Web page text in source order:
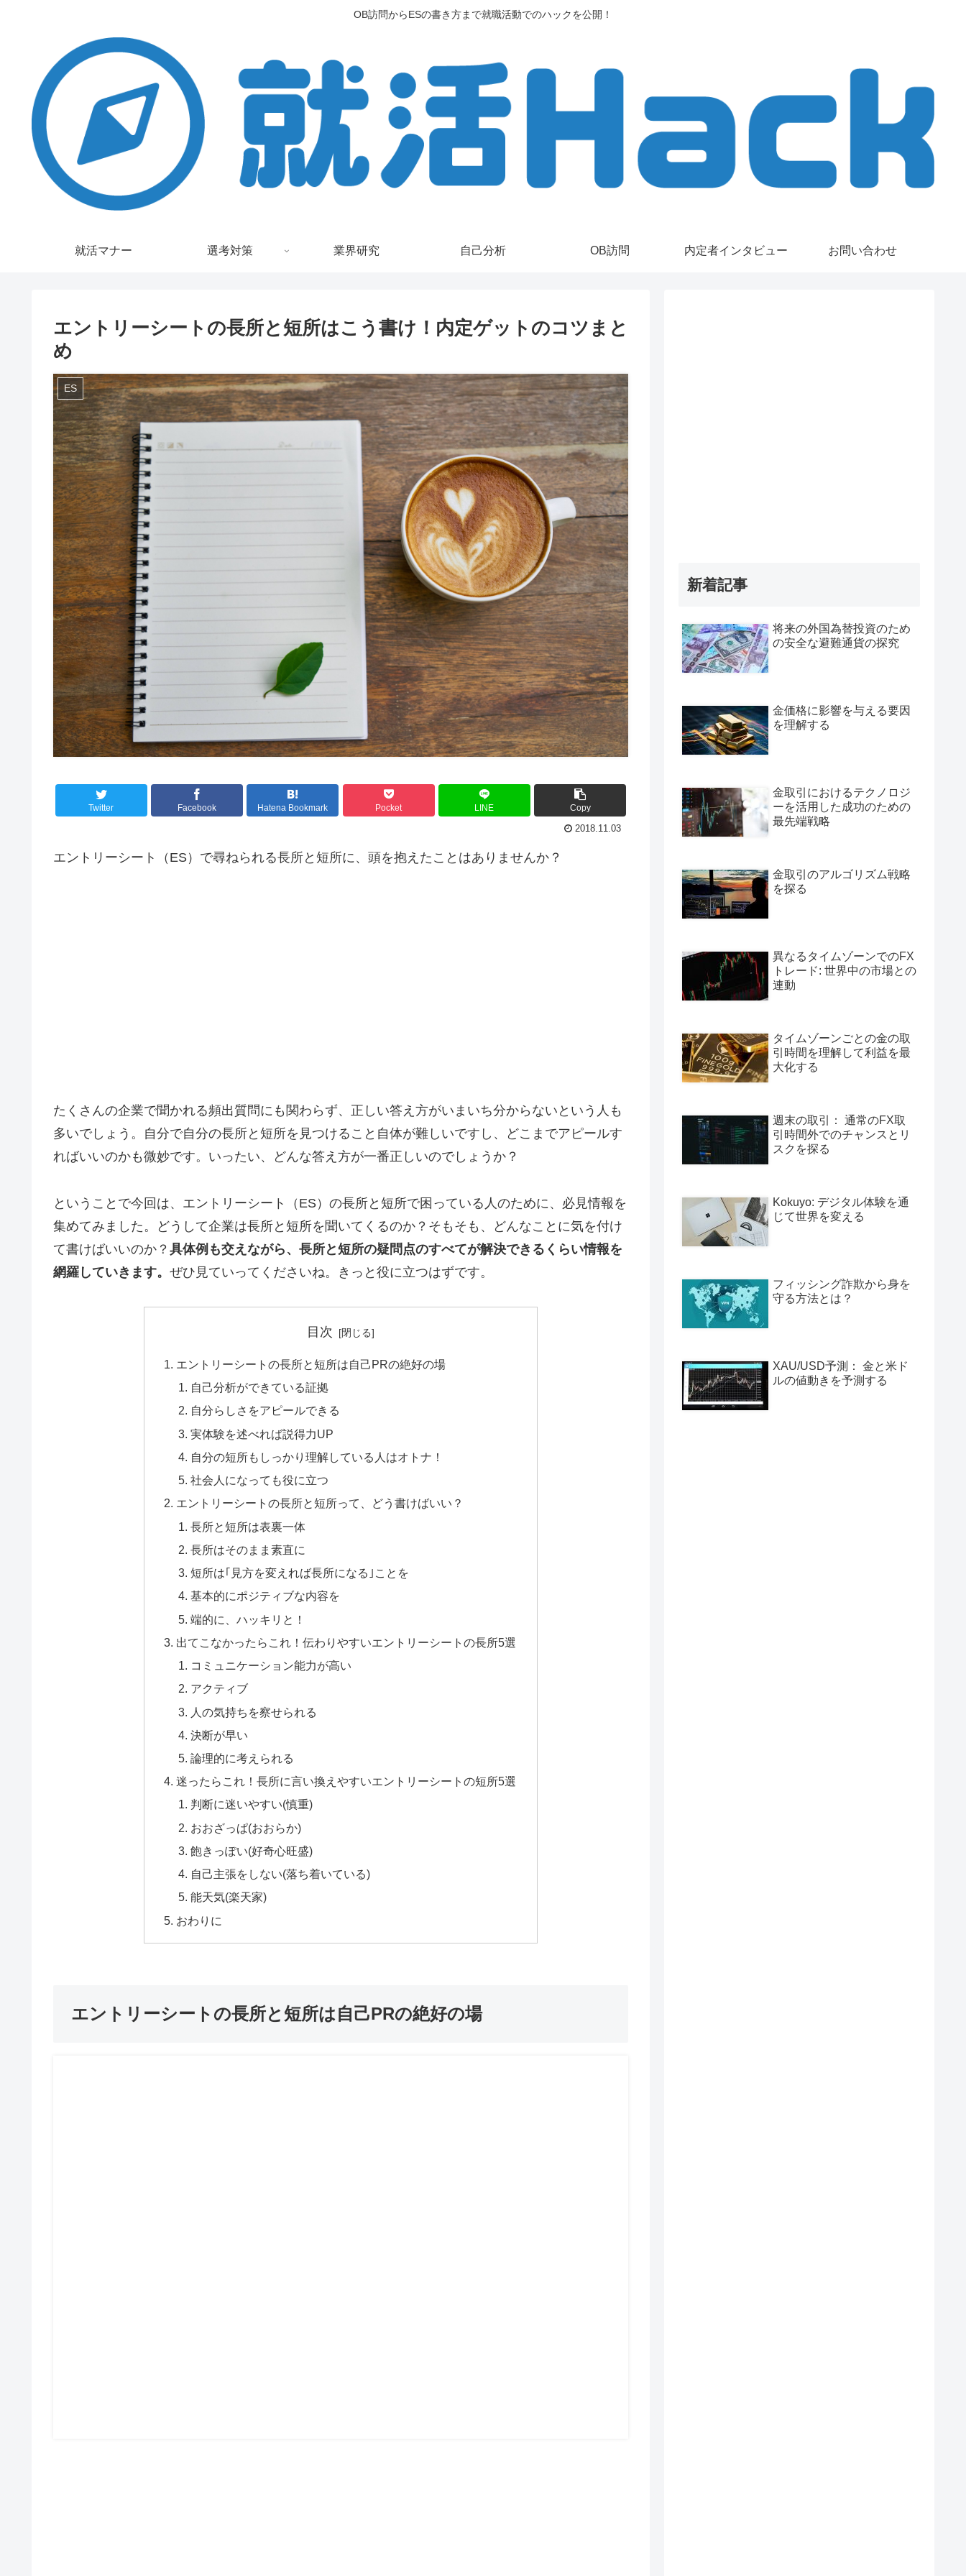
OB訪問からESの書き方まで就職活動でのハックを公開！
就活マナー 選考対策 業界研究 自己分析 OB訪問 内定者インタビュー お問い合わせ
エントリーシートの長所と短所はこう書け！内定ゲットのコツまと
め
ES
Twitter Facebook Hatena Bookmark Pocket LINE Copy
2018.11.03
エントリーシート（ES）で尋ねられる長所と短所に、頭を抱えたことはありませんか？
たくさんの企業で聞かれる頻出質問にも関わらず、正しい答え方がいまいち分からないという人も
多いでしょう。自分で自分の長所と短所を見つけること自体が難しいですし、どこまでアピールす
ればいいのかも微妙です。いったい、どんな答え方が一番正しいのでしょうか？
ということで今回は、エントリーシート（ES）の長所と短所で困っている人のために、必見情報を
集めてみました。どうして企業は長所と短所を聞いてくるのか？そもそも、どんなことに気を付け
て書けばいいのか？ 具体例も交えながら、長所と短所の疑問点のすべてが解決できるくらい情報を
網羅していきます。 ぜひ見ていってくださいね。きっと役に立つはずです。
目次
エントリーシートの長所と短所は自己PRの絶好の場
自己分析ができている証拠
自分らしさをアピールできる
実体験を述べれば説得力UP
自分の短所もしっかり理解している人はオトナ！
社会人になっても役に立つ
エントリーシートの長所と短所って、どう書けばいい？
長所と短所は表裏一体
長所はそのまま素直に
短所は｢見方を変えれば長所になる｣ことを
基本的にポジティブな内容を
端的に、ハッキリと！
出てこなかったらこれ！伝わりやすいエントリーシートの長所5選
コミュニケーション能力が高い
アクティブ
人の気持ちを察せられる
決断が早い
論理的に考えられる
迷ったらこれ！長所に言い換えやすいエントリーシートの短所5選
判断に迷いやすい(慎重)
おおざっぱ(おおらか)
飽きっぽい(好奇心旺盛)
自己主張をしない(落ち着いている)
能天気(楽天家)
おわりに
エントリーシートの長所と短所は自己PRの絶好の場
新着記事
将来の外国為替投資のため
の安全な避難通貨の探究
金価格に影響を与える要因
を理解する
金取引におけるテクノロジ
ーを活用した成功のための
最先端戦略
金取引のアルゴリズム戦略
を探る
異なるタイムゾーンでのFX
トレード: 世界中の市場との
連動
タイムゾーンごとの金の取
引時間を理解して利益を最
大化する
週末の取引： 通常のFX取
引時間外でのチャンスとリ
スクを探る
Kokuyo: デジタル体験を通
じて世界を変える
フィッシング詐欺から身を
守る方法とは？
XAU/USD予測： 金と米ド
ルの値動きを予測する